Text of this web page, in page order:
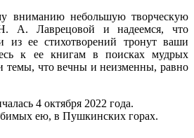
вниманию небольшую творческую
А. Лаврецовой и надеемся, что
из ее стихотворений тронут ваши
к ее книгам в поисках мудрых
темы, что вечны и неизменны, равно
4 октября 2022 года.
ею, в Пушкинских горах.